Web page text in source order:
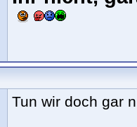
Tun wir doch gar